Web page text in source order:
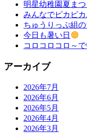
明星幼稚園夏まつ
みんなでピカピ
ちゅうりっぷ組
今日も暑い日
コロコロコロ～
アーカイブ
2026年7月
2026年6月
2026年5月
2026年4月
2026年3月